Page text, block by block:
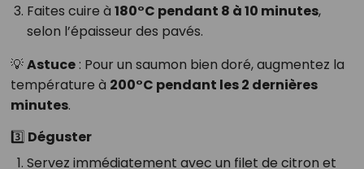
Faites cuire à 180°C pendant 8 à 10 minutes,
selon l’épaisseur des pavés.
💡Astuce: Pour un saumon bien doré, augmentez la
température à 200°C pendant les 2 dernières
minutes.
3️⃣ Déguster
Servez immédiatement avec un filet de citron et